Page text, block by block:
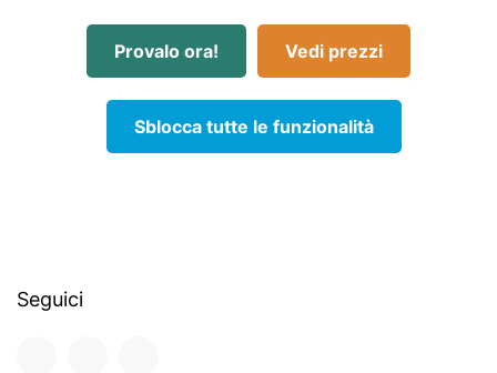
Provalo ora! Vedi prezzi
Sblocca tutte le funzionalità
Seguici